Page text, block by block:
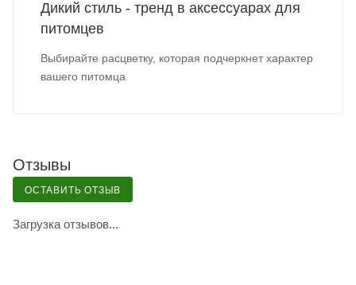
Дикий стиль - тренд в аксессуарах для
питомцев
Выбирайте расцветку, которая подчеркнет характер
вашего питомца
Отзывы
ОСТАВИТЬ ОТЗЫВ
Загрузка отзывов...